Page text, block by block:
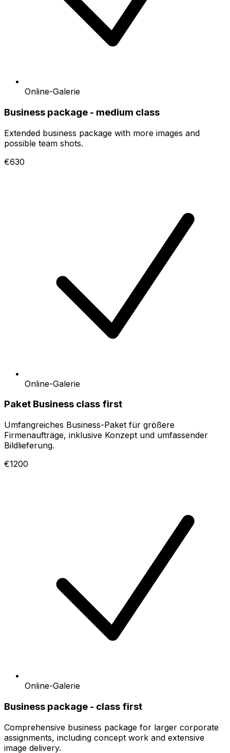
Online-Galerie
Business package - medium class
Extended business package with more images and
possible team shots.
€630
Online-Galerie
Paket Business class first
Umfangreiches Business-Paket für größere
Firmenaufträge, inklusive Konzept und umfassender
Bildlieferung.
€1200
Online-Galerie
Business package - class first
Comprehensive business package for larger corporate
assignments, including concept work and extensive
image delivery.